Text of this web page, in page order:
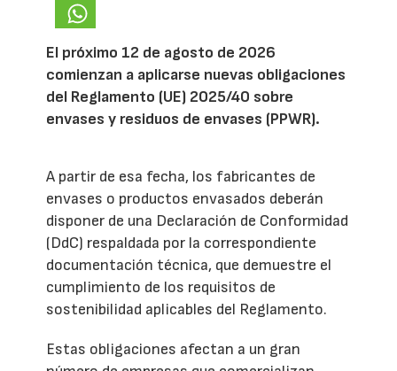
El próximo 12 de agosto de 2026
comienzan a aplicarse nuevas obligaciones
del Reglamento (UE) 2025/40 sobre
envases y residuos de envases (PPWR).
A partir de esa fecha, los fabricantes de
envases o productos envasados deberán
disponer de una Declaración de Conformidad
(DdC) respaldada por la correspondiente
documentación técnica, que demuestre el
cumplimiento de los requisitos de
sostenibilidad aplicables del Reglamento.
Estas obligaciones afectan a un gran